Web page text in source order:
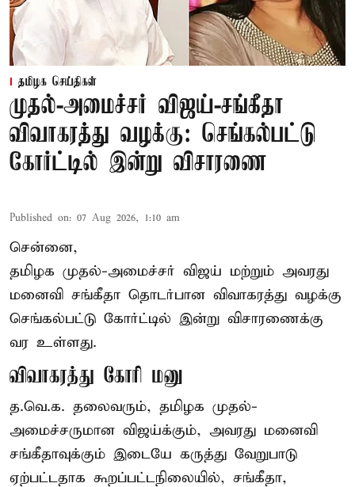
தமிழக செய்திகள்
முதல்-அமைச்சர் விஜய்-சங்கீதா
விவாகரத்து வழக்கு: செங்கல்பட்டு
கோர்ட்டில் இன்று விசாரணை
Published on: 07 Aug 2026, 1:10 am
சென்னை,
தமிழக முதல்-அமைச்சர் விஜய் மற்றும் அவரது
மனைவி சங்கீதா தொடர்பான விவாகரத்து வழக்கு
செங்கல்பட்டு கோர்ட்டில் இன்று விசாரணைக்கு
வர உள்ளது.
விவாகரத்து கோரி மனு
த.வெ.க. தலைவரும், தமிழக முதல்-
அமைச்சருமான விஜய்க்கும், அவரது மனைவி
சங்கீதாவுக்கும் இடையே கருத்து வேறுபாடு
ஏற்பட்டதாக கூறப்பட்டநிலையில், சங்கீதா,